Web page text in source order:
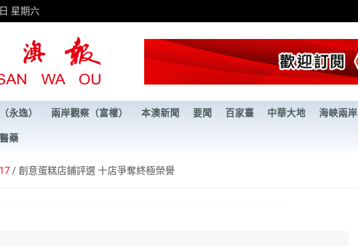
星期六
永逸） 兩岸觀察（富權） 本澳新聞 要聞 百家臺 中華大地 海峽兩岸
藥
17 創意蛋糕店鋪評選 十店爭奪終極榮譽